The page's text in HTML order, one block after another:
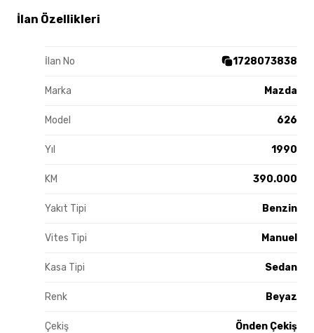
İlan Özellikleri
İlan No 1728073838
Marka Mazda
Model 626
Yıl 1990
KM 390.000
Yakıt Tipi Benzin
Vites Tipi Manuel
Kasa Tipi Sedan
Renk Beyaz
Çekiş Önden Çekiş